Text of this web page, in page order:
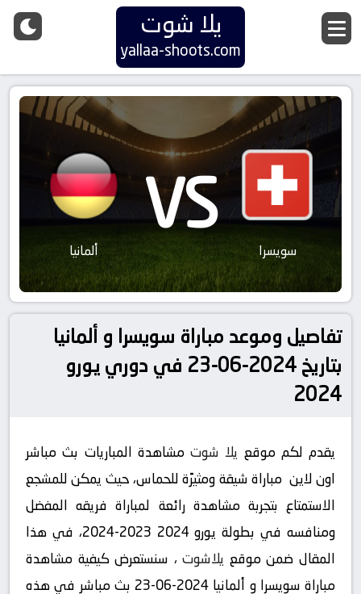
يلا شوت
yallaa-shoots.com
سويسرا VS ألمانيا
تفاصيل وموعد مباراة سويسرا و ألمانيا
بتاريخ 2024-06-23 في دوري يورو
2024
يقدم لكم موقع يلا شوت مشاهدة المباريات بث مباشر
اون لاين مباراة شيقة ومثيرًة للحماس، حيث يمكن للمشجع
الاستمتاع بتجربة مشاهدة رائعة لمباراة فريقه المفضل
ومنافسه في بطولة يورو 2024 2023-2024، في هذا
المقال ضمن موقع يلاشوت، سنستعرض كيفية مشاهدة
مباراة سويسرا و ألمانيا 2024-06-23 بث مباشر في هذه